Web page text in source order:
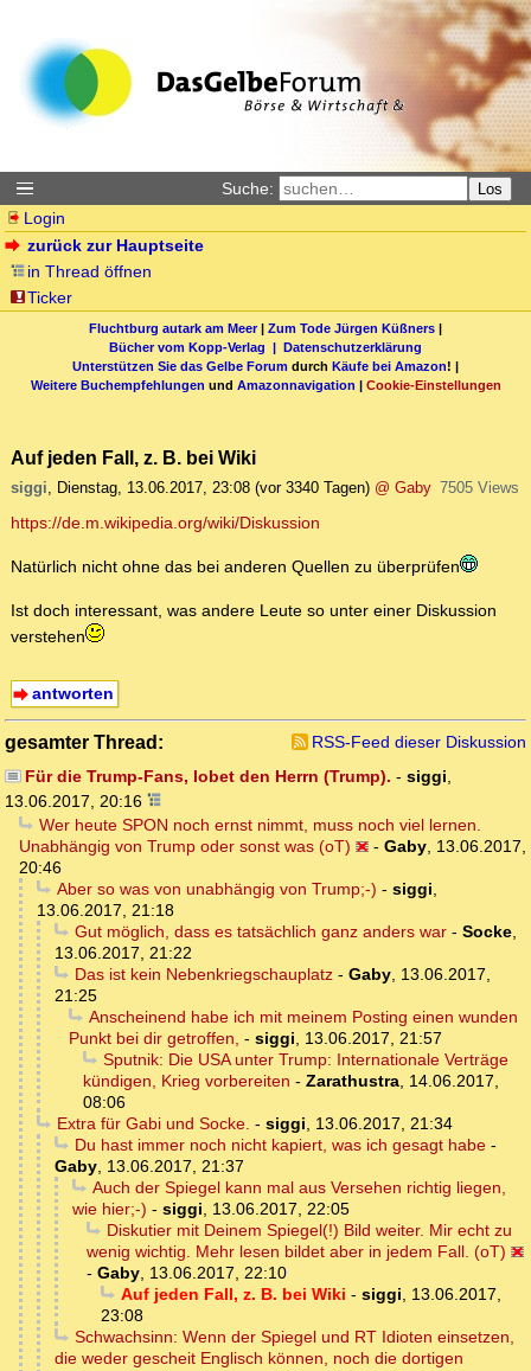
Suche: Los
Login
zurück zur Hauptseite
in Thread öffnen
Ticker
Fluchtburg autark am Meer| Zum Tode Jürgen Küßners |
Bücher vom Kopp-Verlag | Datenschutzerklärung
Unterstützen Sie das Gelbe Forum durch Käufe bei Amazon! |
Weitere Buchempfehlungen und Amazonnavigation | Cookie-Einstellungen
Auf jeden Fall, z. B. bei Wiki
siggi, Dienstag, 13.06.2017, 23:08 (vor 3340 Tagen) @ Gaby 7505 Views
https://de.m.wikipedia.org/wiki/Diskussion
Natürlich nicht ohne das bei anderen Quellen zu überprüfen
Ist doch interessant, was andere Leute so unter einer Diskussion
verstehen
antworten
gesamter Thread:
RSS-Feed dieser Diskussion
Für die Trump-Fans, lobet den Herrn (Trump). - siggi,
13.06.2017, 20:16
Wer heute SPON noch ernst nimmt, muss noch viel lernen.
Unabhängig von Trump oder sonst was (oT)
- Gaby, 13.06.2017,
20:46
Aber so was von unabhängig von Trump;-) - siggi,
13.06.2017, 21:18
Gut möglich, dass es tatsächlich ganz anders war- Socke,
13.06.2017, 21:22
Das ist kein Nebenkriegschauplatz- Gaby, 13.06.2017,
21:25
Anscheinend habe ich mit meinem Posting einen wunden
Punkt bei dir getroffen, - siggi, 13.06.2017, 21:57
Sputnik: Die USA unter Trump: Internationale Verträge
kündigen, Krieg vorbereiten - Zarathustra, 14.06.2017,
08:06
Extra für Gabi und Socke. - siggi, 13.06.2017, 21:34
Du hast immer noch nicht kapiert, was ich gesagt habe-
Gaby, 13.06.2017, 21:37
Auch der Spiegel kann mal aus Versehen richtig liegen,
wie hier;-) - siggi, 13.06.2017, 22:05
Diskutier mit Deinem Spiegel(!) Bild weiter. Mir echt zu
wenig wichtig. Mehr lesen bildet aber in jedem Fall. (oT)
- Gaby, 13.06.2017, 22:10
Auf jeden Fall, z. B. bei Wiki - siggi, 13.06.2017,
23:08
Schwachsinn: Wenn der Spiegel und RT Idioten einsetzen,
die weder gescheit Englisch können, noch die dortigen